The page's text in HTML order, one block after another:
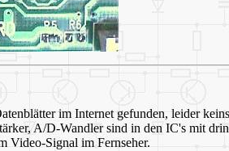
im Internet gefunden, leider
A/D-Wandler sind in den IC's mit
Video-Signal im Fernseher.